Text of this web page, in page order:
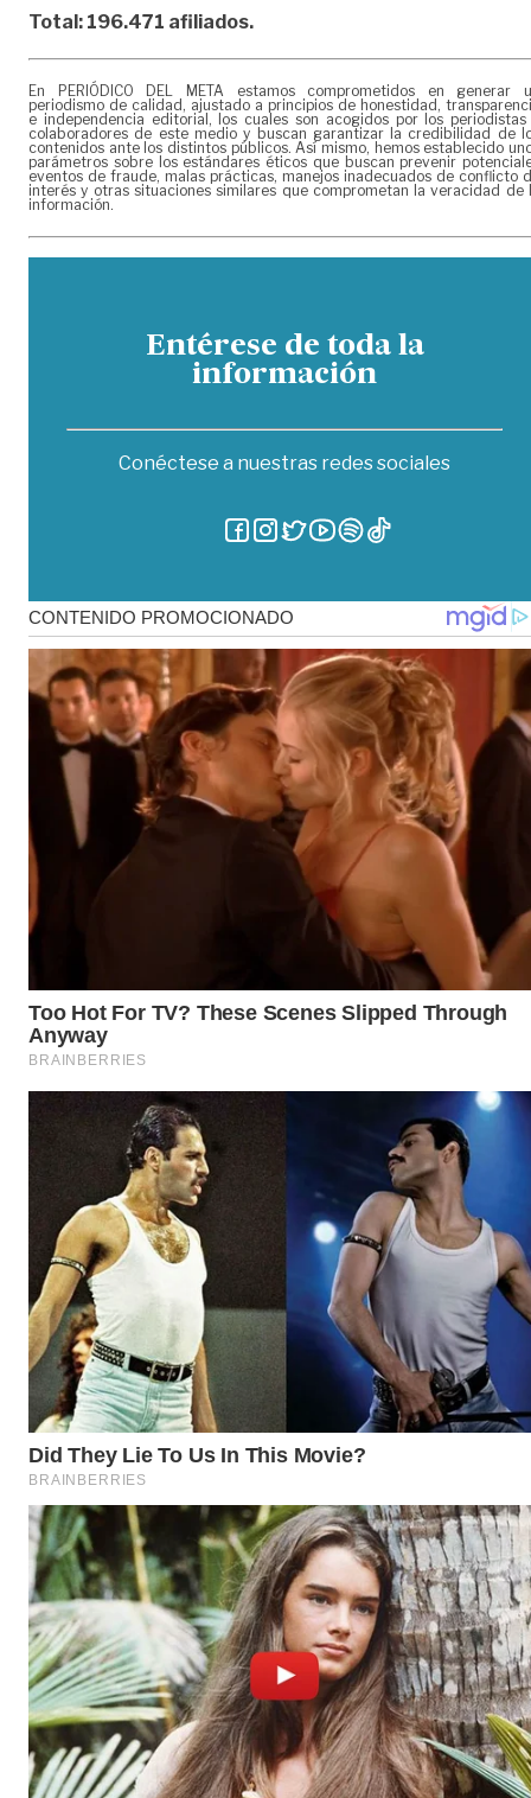
Total: 196.471 afiliados.
En PERIÓDICO DEL META estamos comprometidos en generar
periodismo de calidad, ajustado a principios de honestidad,
e independencia editorial, los cuales son acogidos por los periodistas
colaboradores de este medio y buscan garantizar la credibilidad de
contenidos ante los distintos públicos. Así mismo, hemos establecido
parámetros sobre los estándares éticos que buscan prevenir
eventos de fraude, malas prácticas, manejos inadecuados de conflicto
interés y otras situaciones similares que comprometan la veracidad de
información.
Entérese de toda la
información
Conéctese a nuestras redes sociales